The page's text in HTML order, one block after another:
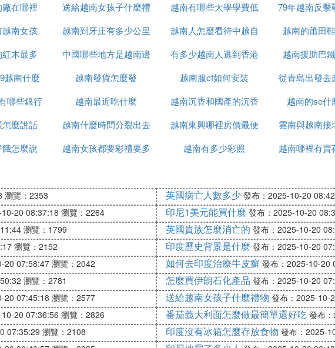
在哪裡
送給越南女孩子什麼禮
物
越南有哪些大學學費低
79年越南反擊
人
南女孩 越南到牙庄有多少公里
越南人怎麼看待中越自
衛戰
越南的莆田
木最多
中國哪些地方是越南邊
境
有多少越南人逃到香港 越南援助巴
越南什麼
映
越南發貨怎麼發 越南服cf如何安裝
從青島出發去
怎麼
哪些銀行 越南最近吃什麼
越南沉香和國產的沉香
什麼區別
越南的se什
麼說話
越南什麼時間分裂出去
的
越南東興哪裡房價最便
宜
雲南與越南接
有哪
怎麼說
越南女孩都要彩禮要多
越南有多少彩照 越南哪裡有賣
瀏覽：2353 英國病亡人數多少 發布：2025-10-20
20 08:37:18 瀏覽：2264 印尼1美元能買什麼 發布：2025-10-20
瀏覽：1799 英國貴族怎麼消亡的 發布：2025-10-20
瀏覽：2152 印度歷史背景是什麼 發布：2025-10-20
20 07:58:47 瀏覽：2042 如何去印度治療牛皮癬 發布：2025-10-20
瀏覽：2781 怎麼買伊朗石化產品 發布：2025-10-20
20 07:45:18 瀏覽：2577 送給越南女孩子什麼禮物 發布：2025-10-
20 07:36:56 瀏覽：2826 番茄義大利面怎麼做最簡單還好吃 發布
07:35:29 瀏覽：2108 印度沒有冰箱怎麼存放食物 發布：2025-